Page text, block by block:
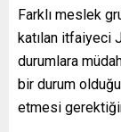
Farklı meslek
katılan itfaiyeci
durumlara
bir durum
etmesi